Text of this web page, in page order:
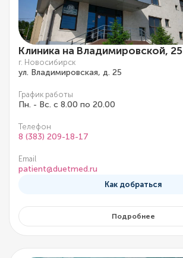
Клиника на Владимировской, 25
г. Новосибирск
ул. Владимировская, д. 25
График работы
Пн. - Вс. с 8.00 по 20.00
Телефон
8 (383) 209-18-17
Email
patient@duetmed.ru
Как добраться
Подробнее